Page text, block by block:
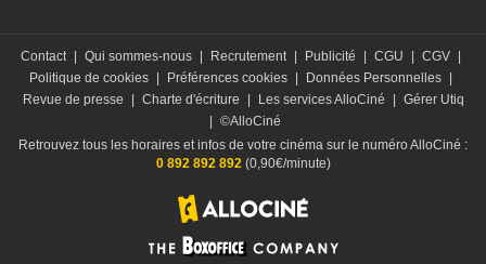
Contact Qui sommes-nous Recrutement Publicité CGU CGV
Politique de cookies
Préférences cookies Données Personnelles
Revue de presse
Charte d'écriture Les services AlloCiné
Gérer Utiq
©AlloCiné
Retrouvez tous les horaires et infos de votre cinéma sur le numéro AlloCiné :
0 892 892 892(0,90€/minute)